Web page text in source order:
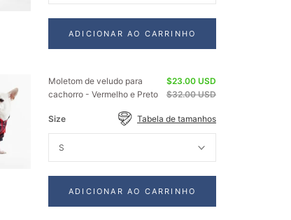
ADICIONAR AO CARRINHO
Moletom de veludo para
cachorro - Vermelho e Preto
$23.00 USD
$32.00 USD
Size Tabela de tamanhos
S
ADICIONAR AO CARRINHO